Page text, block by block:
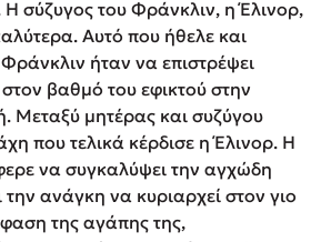
Η σύζυγος του Φράνκλιν, η Έλινορ,
Αυτό που ήθελε και
ήταν να επιστρέψει
βαθμό του εφικτού στην
Μεταξύ μητέρας και συζύγου
που τελικά κέρδισε η Έλινορ. Η
να συγκαλύψει την αγχώδη
την ανάγκη να κυριαρχεί στον γιο
της αγάπης της,